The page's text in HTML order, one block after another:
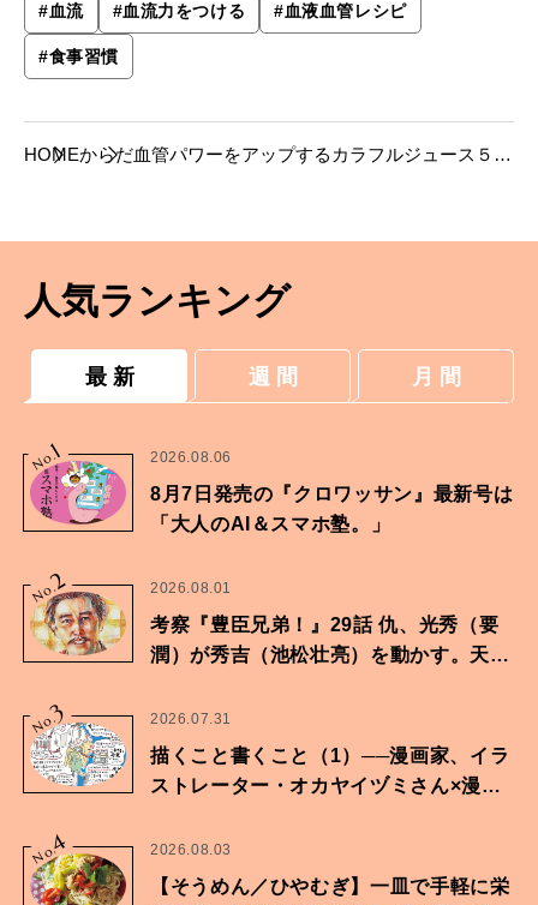
#血流 #血流力をつける #血液血管レシピ
#食事習慣
HOMEからだ血管パワーをアップするカラフルジュース５種
人気ランキング
最 新 週 間 月 間
No.
1 2026.08.06
8月7日発売の『クロワッサン』最新号は
「大人のAI＆スマホ塾。」
No.2 2026.08.01
考察『豊臣兄弟！』29話 仇、光秀（要
潤）が秀吉（池松壮亮）を動かす。天下
No.3 2026.07.31
描くこと書くこと（1）──漫画家、イラ
ストレーター・オカヤイヅミさん×漫画
No.4 2026.08.03
【そうめん／ひやむぎ】一皿で手軽に栄